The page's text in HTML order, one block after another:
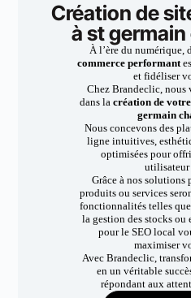
Création de
à st
À l’ère du numérique,
commerce performant
et fidéliser
Chez Brandeclic, nous
dans la création de
germain
Nous concevons des
ligne intuitives,
optimisées pour
Grâce à nos solutions
produits ou services
fonctionnalités telles
la gestion des stocks ou
pour le SEO local
maximiser
Avec Brandeclic,
en un véritable
répondant aux